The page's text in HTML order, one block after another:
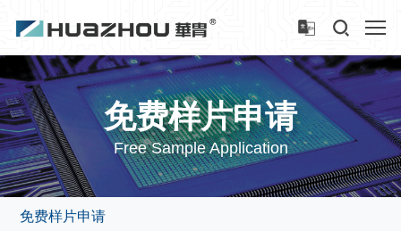
免费样片申请
Free Sample Application
免费样片申请